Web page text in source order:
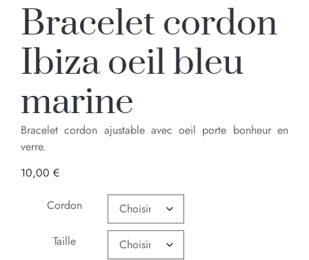
Bracelet cordon
Ibiza oeil bleu
marine
Bracelet cordon ajustable avec oeil porte bonheur en
verre.
10,00 €
Cordon
Taille